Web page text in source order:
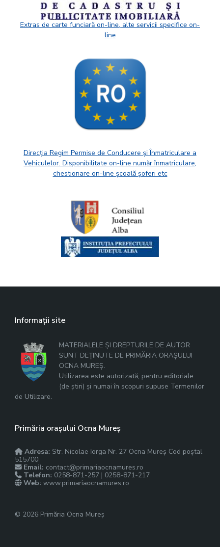
Extras de carte funciară on-line, alte servicii specifice on-
line
Direcția Regim Permise de Conducere și Înmatriculare a
Vehiculelor. Disponibilitate on-line număr înmatriculare,
chestionare on-line școală șoferi etc
Informații site
MATERIALELE ȘI DREPTURILE DE AUTOR
SUNT DEȚINUTE DE PRIMĂRIA ORAȘULUI
OCNA MUREȘ.
Utilizarea este autorizată, pentru editoriale
(de știri) și numai în scopuri supuse Termenilor
de Utilizare.
Primăria orașului Ocna Mureș
Adresa: Str. Nicolae Iorga Nr. 27 Ocna Mureș Cod poștal
515700
Email: contact@primariaocnamures.ro
Telefon: 0258-871-257 | 0258-871-217
Web: www.primariaocnamures.ro
© 2026 Primăria Ocna Mureș